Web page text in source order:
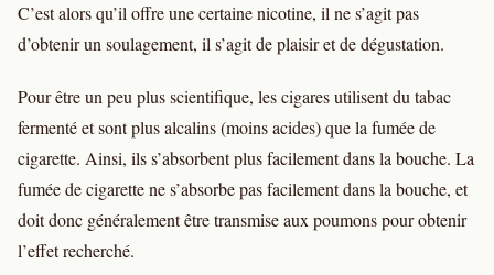
C’est alors qu’il offre une certaine nicotine, il ne s’agit pas
d’obtenir un soulagement, il s’agit de plaisir et de dégustation.
Pour être un peu plus scientifique, les cigares utilisent du tabac
fermenté et sont plus alcalins (moins acides) que la fumée de
cigarette. Ainsi, ils s’absorbent plus facilement dans la bouche. La
fumée de cigarette ne s’absorbe pas facilement dans la bouche, et
doit donc généralement être transmise aux poumons pour obtenir
l’effet recherché.